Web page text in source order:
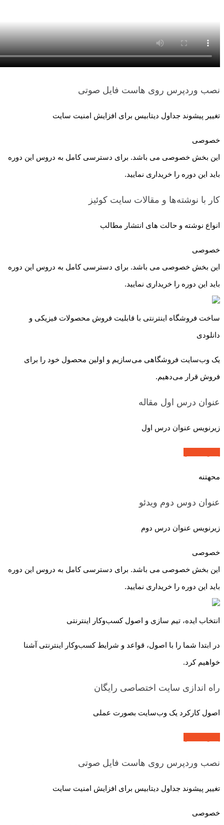
نصب وردپرس روی هاست فایل صوتی
تغییر پیشوند جداول دیتابیس برای افزایش امنیت سایت
خصوصی
این بخش خصوصی می باشد. برای دسترسی کامل به دروس این دوره
باید این دوره را خریداری نمایید.
کار با نوشته‌ها و مقالات سایت کوئیز
انواع نوشته و حالت های انتشار مطالب
خصوصی
این بخش خصوصی می باشد. برای دسترسی کامل به دروس این دوره
باید این دوره را خریداری نمایید.
ساخت فروشگاه اینترنتی با قابلیت فروش محصولات فیزیکی و
دانلودی
یک وب‌سایت فروشگاهی می‌سازیم و اولین محصول خود را برای
فروش قرار می‌دهیم.
عنوان درس اول مقاله
زیرنویس عنوان درس اول
محهتنه
عنوان دوس دوم ویدئو
زیرنویس عنوان درس دوم
خصوصی
این بخش خصوصی می باشد. برای دسترسی کامل به دروس این دوره
باید این دوره را خریداری نمایید.
انتخاب ایده، تیم سازی و اصول کسب‌و‌کار اینترنتی
در ابتدا شما را با اصول، قواعد و شرایط کسب‌و‌کار اینترنتی آشنا
خواهیم کرد.
راه اندازی سایت اختصاصی رایگان
اصول کارکرد یک وب‌سایت بصورت عملی
نصب وردپرس روی هاست فایل صوتی
تغییر پیشوند جداول دیتابیس برای افزایش امنیت سایت
خصوصی